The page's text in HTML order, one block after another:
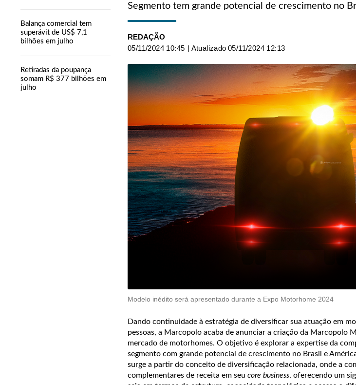
Balança comercial tem
superávit de US$ 7,1
bilhões em julho
Retiradas da poupança
somam R$ 377 bilhões em
julho
Segmento tem grande potencial de crescimento no
REDAÇÃO
05/11/2024 10:45 | Atualizado 05/11/2024 12:13
Modelo inédito será apresentado durante a Expo Motorhome 2024
Dando continuidade à estratégia de diversificar sua atuação em
pessoas, a Marcopolo acaba de anunciar a criação da Marcopolo
mercado de motorhomes. O objetivo é explorar a expertise da
segmento com grande potencial de crescimento no Brasil e
surge a partir do conceito de diversificação relacionada, onde a
complementares de receita em seu core business, oferecendo um